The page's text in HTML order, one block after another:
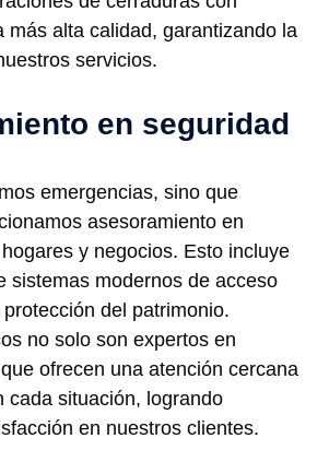
más alta calidad, garantizando la
servicios.
en seguridad
emergencias, sino que
asesoramiento en
y negocios. Esto incluye
sistemas modernos de acceso
del patrimonio.
no solo son expertos en
ofrecen una atención cercana
cada situación, logrando
en nuestros clientes.